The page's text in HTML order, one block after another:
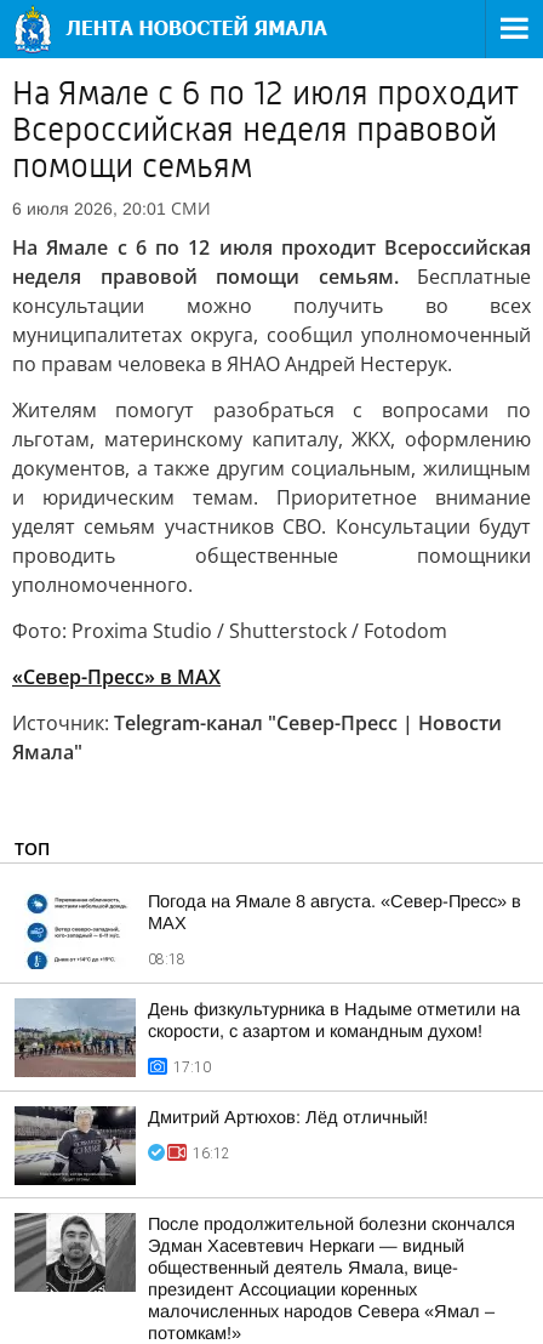
На Ямале с 6 по 12 июля проходит
Всероссийская неделя правовой
помощи семьям
6 июля 2026, 20:01 СМИ
На Ямале с 6 по 12 июля проходит Всероссийская
неделя правовой помощи семьям.Бесплатные
консультации можно получить во всех
муниципалитетах округа, сообщил уполномоченный
по правам человека в ЯНАО Андрей Нестерук.
Жителям помогут разобраться с вопросами по
льготам, материнскому капиталу, ЖКХ, оформлению
документов, а также другим социальным, жилищным
и юридическим темам. Приоритетное внимание
уделят семьям участников СВО. Консультации будут
проводить общественные помощники
уполномоченного.
Фото: Proxima Studio / Shutterstock / Fotodom
«Север-Пресс» в MAX
Источник: Telegram-канал "Север-Пресс | Новости
Ямала"
ТОП
Погода на Ямале 8 августа. «Север-Пресс» в
MAX
08:18
День физкультурника в Надыме отметили на
скорости, с азартом и командным духом!
17:10
Дмитрий Артюхов: Лёд отличный!
16:12
После продолжительной болезни скончался
Эдман Хасевтевич Неркаги — видный
общественный деятель Ямала, вице-
президент Ассоциации коренных
малочисленных народов Севера «Ямал –
потомкам!»